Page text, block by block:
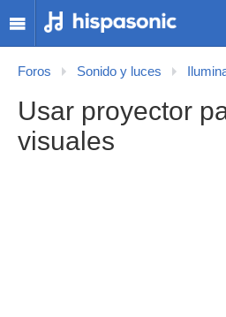
Foros Sonido y luces
Usar proyector
visuales